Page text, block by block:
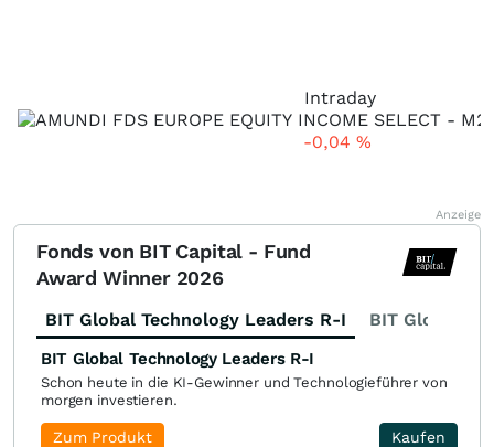
Intraday
-0,04 %
Anzeige
Fonds von BIT Capital - Fund
Award Winner 2026
BIT Global Technology Leaders R-I BIT Global
BIT Global Technology Leaders R-I
Schon heute in die KI-Gewinner und Technologieführer von
morgen investieren.
Kaufen
Zum Produkt